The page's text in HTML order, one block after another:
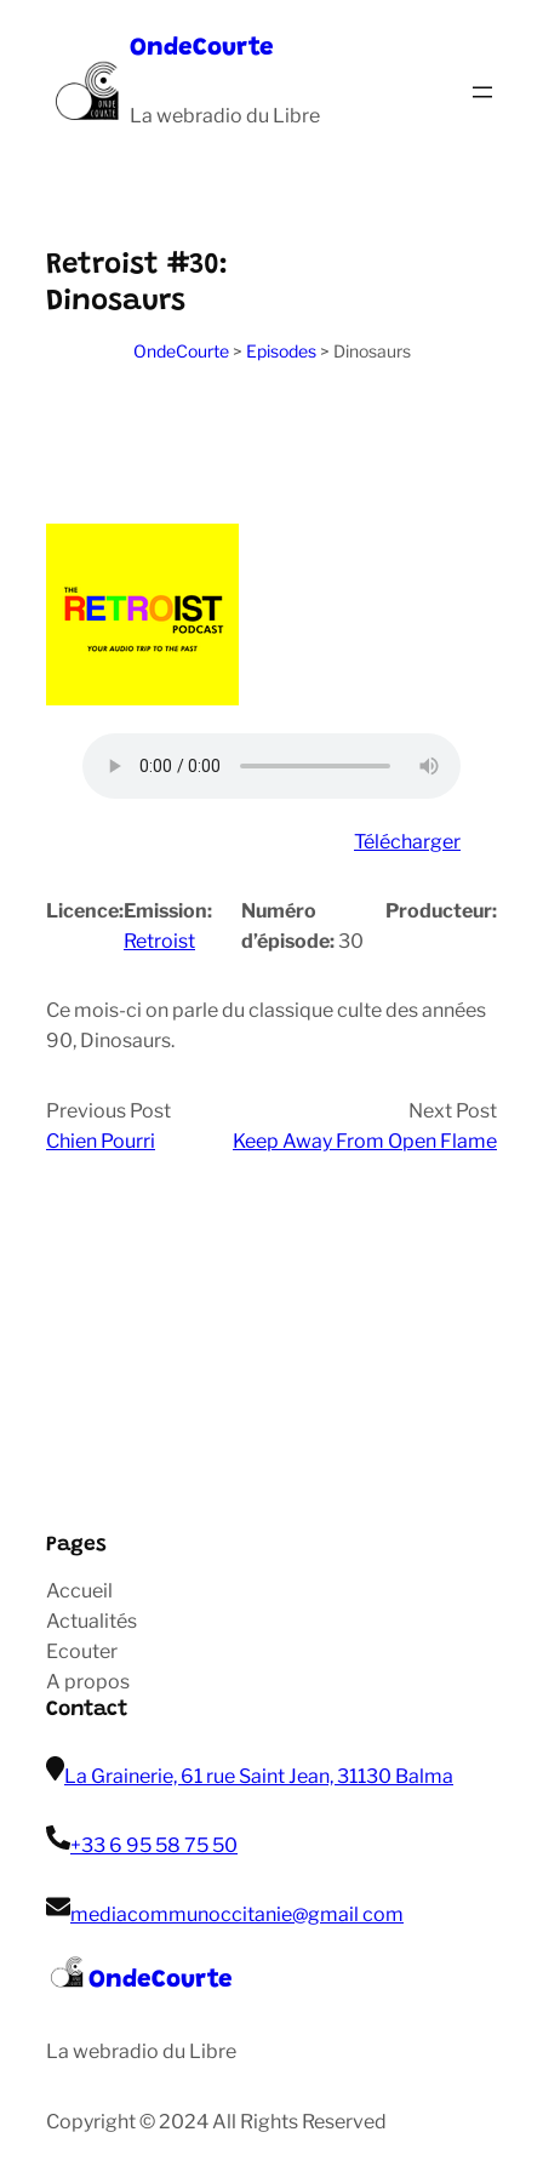
contenu
OndeCourte
La webradio du Libre
Retroist #30:
Dinosaurs
OndeCourte> Episodes> Dinosaurs
Télécharger
Licence:Emission:
Retroist
Numéro
d’épisode: 30
Producteur:
Ce mois-ci on parle du classique culte des années
90, Dinosaurs.
Previous Post
Chien Pourri
Next Post
Keep Away From Open Flame
Pages
Accueil
Actualités
Ecouter
A propos
Contact
La Grainerie, 61 rue Saint Jean, 31130 Balma
+33 6 95 58 75 50
mediacommunoccitanie@gmail com
OndeCourte
La webradio du Libre
Copyright © 2024 All Rights Reserved